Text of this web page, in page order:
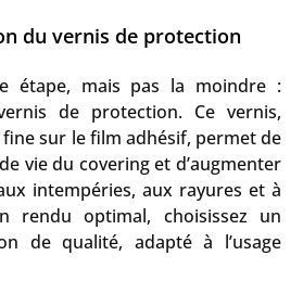
du vernis de protection
étape, mais pas la moindre :
de protection. Ce vernis,
sur le film adhésif, permet de
vie du covering et d’augmenter
intempéries, aux rayures et à
rendu optimal, choisissez un
de qualité, adapté à l’usage